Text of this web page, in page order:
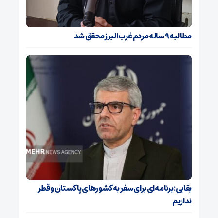
مطالبه ۹ ساله مردم غرب البرز محقق شد
بقایی: برنامه‌ای برای سفر به کشورهای پاکستان و قطر
نداریم